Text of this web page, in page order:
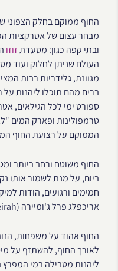
החוף ממוקם בחלק הצפוני
מבחר עצום של אטרקציות
ובתי קפה כגון: מסעדתזוזו
העולם שניתן לחלוק ועוד
מגוונת, גלידריות רבות
ברים מהם תוכלו ליהנות על
ספורט ימי לכל הגילאים,
טרמפולינות ופארק המים
הממוקם על רצועת החוף
החוף משוטח ורחב ביותר
ביום, על מנת לשמור אותו
חמימים ורגועים, הודות
אריכפלג פרל ג'ומיירה (Pearl Jumeirah).
החוף אהוד על משפחות,
לאורך החוף, להשתזף על
ליהנות מטבילה במי המפרץ